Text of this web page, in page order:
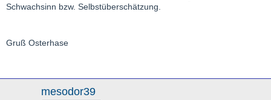
Schwachsinn bzw. Selbstüberschätzung.
Gruß Osterhase
mesodor39